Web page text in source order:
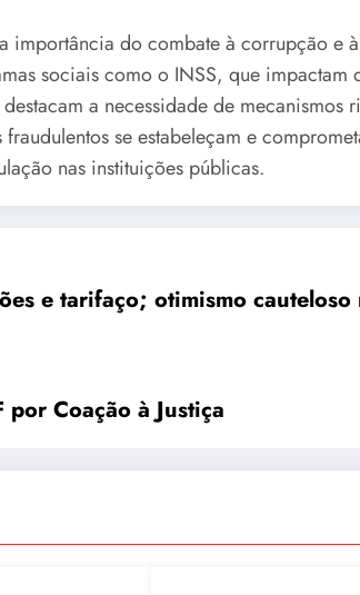
importância do combate à corrupção e
sociais como o INSS, que impactam
a necessidade de mecanismos
se estabeleçam e
nas instituições públicas.
e tarifaço; otimismo cauteloso
Coação à Justiça